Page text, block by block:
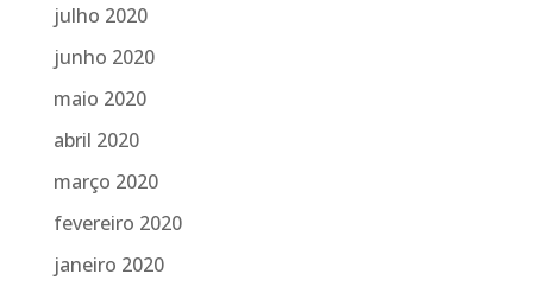
julho 2020
junho 2020
maio 2020
abril 2020
março 2020
fevereiro 2020
janeiro 2020